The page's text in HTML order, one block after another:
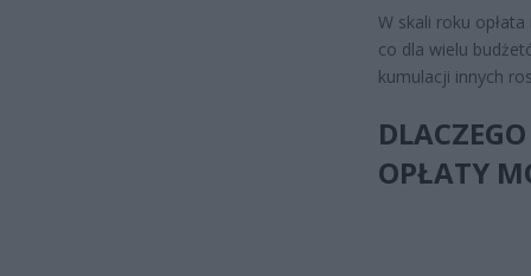
W skali roku
co dla wielu
kumulacji innych
OPŁATY